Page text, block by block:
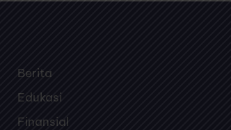
Berita
Edukasi
Finansial